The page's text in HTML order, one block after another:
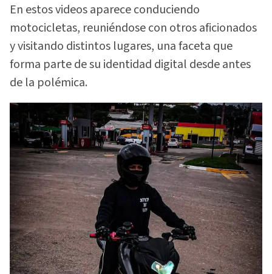
En estos videos aparece conduciendo
motocicletas, reuniéndose con otros aficionados
y visitando distintos lugares, una faceta que
forma parte de su identidad digital desde antes
de la polémica.